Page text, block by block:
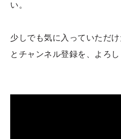
い。
少しでも気に入っていただ
とチャンネル登録を、よろし